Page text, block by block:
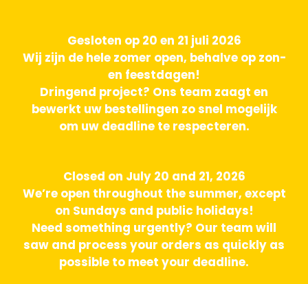
Gesloten op 20 en 21 juli 2026
Wij zijn de hele zomer open, behalve op zon-
en feestdagen!
Dringend project? Ons team zaagt en
bewerkt uw bestellingen zo snel mogelijk
om uw deadline te respecteren.
Closed on July 20 and 21, 2026
We’re open throughout the summer, except
on Sundays and public holidays!
Need something urgently? Our team will
saw and process your orders as quickly as
possible to meet your deadline.